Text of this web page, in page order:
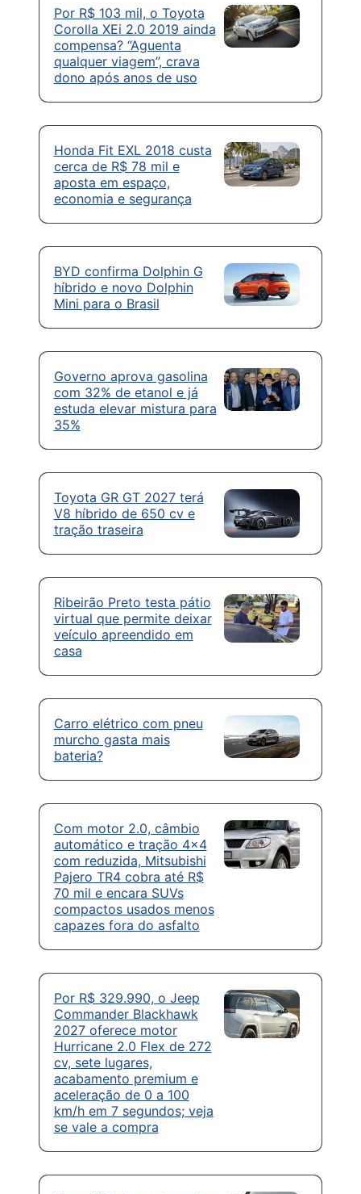
Por R$ 103 mil, o Toyota
Corolla XEi 2.0 2019 ainda
compensa? “Aguenta
qualquer viagem”, crava
dono após anos de uso
Honda Fit EXL 2018 custa
cerca de R$ 78 mil e
aposta em espaço,
economia e segurança
BYD confirma Dolphin G
híbrido e novo Dolphin
Mini para o Brasil
Governo aprova gasolina
com 32% de etanol e já
estuda elevar mistura para
35%
Toyota GR GT 2027 terá
V8 híbrido de 650 cv e
tração traseira
Ribeirão Preto testa pátio
virtual que permite deixar
veículo apreendido em
casa
Carro elétrico com pneu
murcho gasta mais
bateria?
Com motor 2.0, câmbio
automático e tração 4×4
com reduzida, Mitsubishi
Pajero TR4 cobra até R$
70 mil e encara SUVs
compactos usados menos
capazes fora do asfalto
Por R$ 329.990, o Jeep
Commander Blackhawk
2027 oferece motor
Hurricane 2.0 Flex de 272
cv, sete lugares,
acabamento premium e
aceleração de 0 a 100
km/h em 7 segundos; veja
se vale a compra